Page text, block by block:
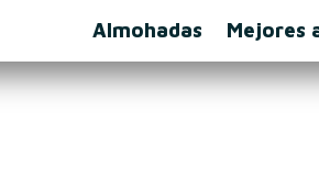
Almohadas Mejores